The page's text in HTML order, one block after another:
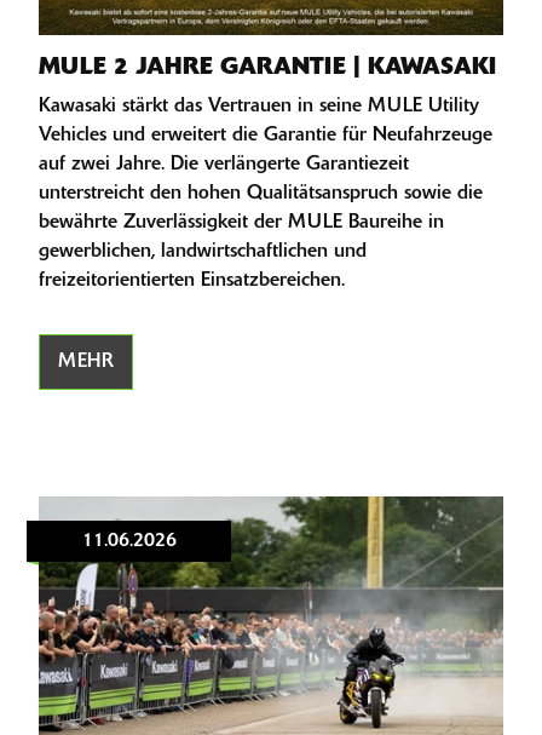
MULE 2 JAHRE GARANTIE | KAWASAKI
Kawasaki stärkt das Vertrauen in seine MULE Utility
Vehicles und erweitert die Garantie für Neufahrzeuge
auf zwei Jahre. Die verlängerte Garantiezeit
unterstreicht den hohen Qualitätsanspruch sowie die
bewährte Zuverlässigkeit der MULE Baureihe in
gewerblichen, landwirtschaftlichen und
freizeitorientierten Einsatzbereichen.
MEHR
11.06.2026